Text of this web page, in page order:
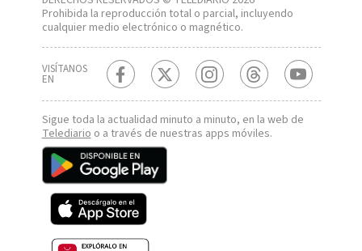
Prohibida la reproducción total o parcial, incluyendo
cualquier medio electrónico o magnético.
VISÍTANOS
EN
Sigue toda la actualidad minuto a minuto, en la web de
Telediarioo a través de nuestras apps móviles.